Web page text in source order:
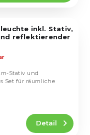
inkl. Stativ,
reflektierender
Detail
Stativ und
Set für räumliche